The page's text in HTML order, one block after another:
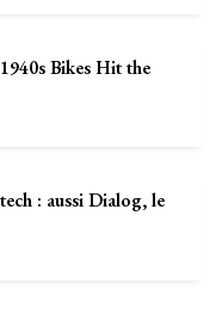
Bikes Hit the
: aussi Dialog, le